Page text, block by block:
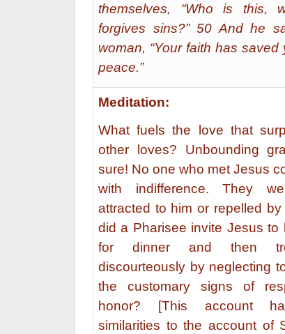
themselves, “Who is this,
forgives sins?” 50 And he
woman, “Your faith has saved
peace.”
Meditation:
What fuels the love that
other loves? Unbounding
sure! No one who met Jesus
with indifference. They
attracted to him or repelled
did a Pharisee invite Jesus to
for dinner and then
discourteously by neglecting
the customary signs of
honor? [This account
similarities to the account of